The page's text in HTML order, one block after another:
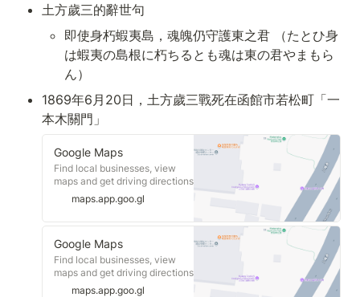
土方歲三的辭世句
即使身朽蝦夷島，魂魄仍守護東之君 （たとひ身
は蝦夷の島根に朽ちるとも魂は東の君やまもら
ん）
1869年6月20日，土方歲三戰死在函館市若松町「一
本木關門」
Google Maps
Find local businesses, view
maps and get driving directions
maps.app.goo.gl
Google Maps
Find local businesses, view
maps and get driving directions
maps.app.goo.gl